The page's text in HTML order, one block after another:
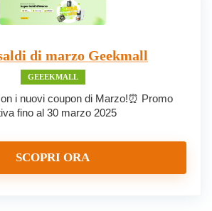
di marzo Geekmall
GEEEKMALL
i nuovi coupon di Marzo!⏰ Promo
fino al 30 marzo 2025
SCOPRI ORA